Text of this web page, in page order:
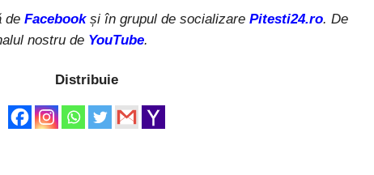
de Facebook și în grupul de socializare Pitesti24.ro. De
nostru de YouTube.
Distribuie